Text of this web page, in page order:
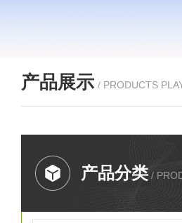
产品展示 / PRODUCTS
产品分类 /